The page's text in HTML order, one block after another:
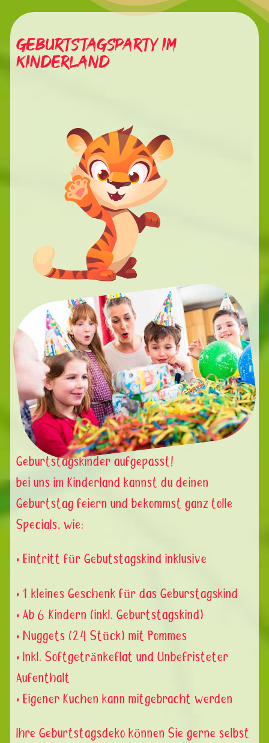
Geburtstagsparty im
Kinderland
Geburtstagskinder aufgepasst!
bei uns im Kinderland kannst du deinen
Geburtstag feiern und bekommst ganz tolle
Specials, wie:
• Eintritt für Gebutstagskind inklusive
• 1 kleines Geschenk für das Geburstagskind
• Ab 6 Kindern (inkl. Geburtstagskind)
• Nuggets (24 Stück) mit Pommes
• Inkl. Softgetränkeflat und Unbefristeter
Aufenthalt
• Eigener Kuchen kann mitgebracht werden
Ihre Geburtstagsdeko können Sie gerne selbst